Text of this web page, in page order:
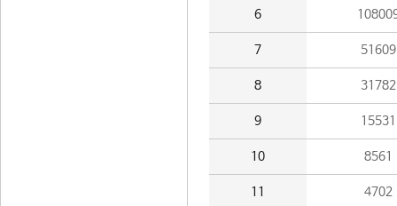
6
7 51609
8 31782
9 15531
10 8561
11 4702